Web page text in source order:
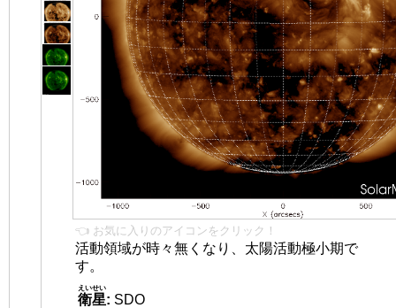
👈 お気に入りのアイコンをクリック！
活動領域が時々無くなり、太陽活動極小期で
す。
衛星
えいせい
: SDO